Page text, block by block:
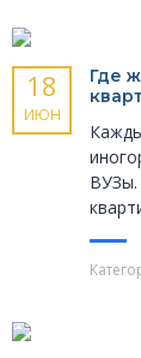
18
ИЮН
Где
ВУЗы.